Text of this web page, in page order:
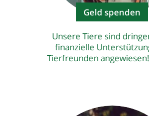
Geld spenden
Unsere Tiere sind
finanzielle
Tierfreunden